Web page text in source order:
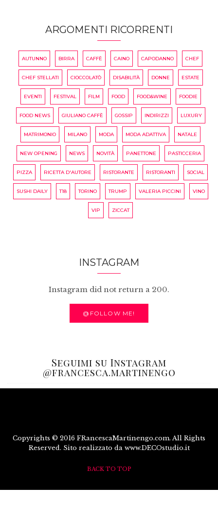
ARGOMENTI RICORRENTI
AUTUNNO BIRRA CAFFÈ CAINO CAPODANNO CHEF
CHEF STELLATI CIOCCOLATÒ DISABILITÀ DONNE ESTATE
EVENTI FESTIVAL FILM FOOD FOOD&WINE FOODIE
FOOD NEWS GIULIANO CAFFÈ GOSSIP INDIRIZZI LUXURY
MATRIMONIO MILANO MODA MODA ADATTIVA NATALE
NEW OPENING NEWS NOVITÀ PANETTONE PASTICCERIA
PIZZA RICETTA D'AUTORE RISTORANTE RISTORANTI SOCIAL
SUSHI DAILY T18 TORINO TRUMP VALERIA PICCINI VINO
VIP ZICCAT
INSTAGRAM
Instagram did not return a 200.
@FOLLOW ME!
Seguimi su Instagram
@francesca.martinengo
Copyrights © 2016 FRancescaMartinengo.com. All Rights
Reserved. Sito realizzato da www.DECOstudio.it
BACK TO TOP